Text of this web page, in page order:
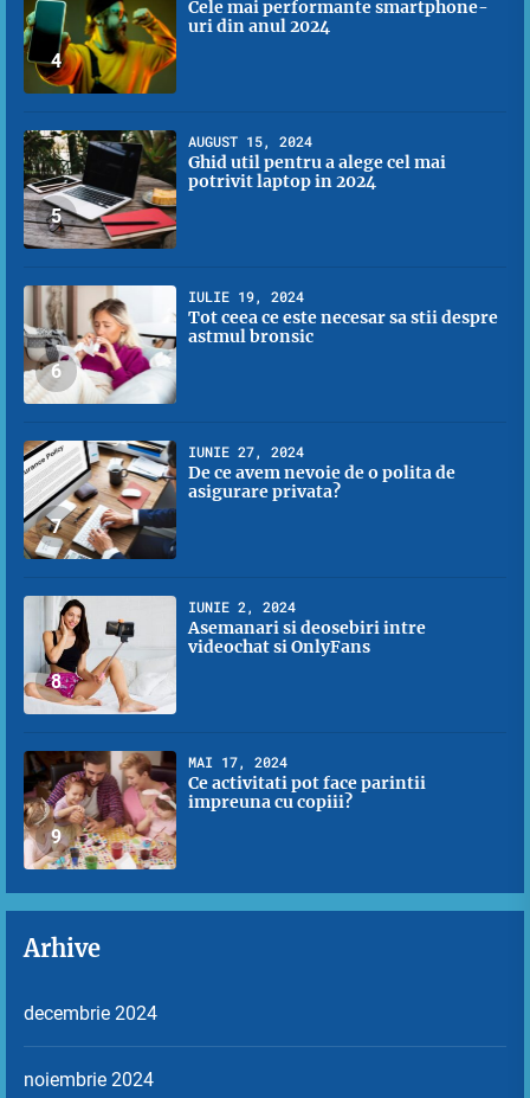
4
Cele mai performante smartphone-
uri din anul 2024
5
AUGUST 15, 2024
Ghid util pentru a alege cel mai
potrivit laptop in 2024
6
IULIE 19, 2024
Tot ceea ce este necesar sa stii despre
astmul bronsic
7
IUNIE 27, 2024
De ce avem nevoie de o polita de
asigurare privata?
8
IUNIE 2, 2024
Asemanari si deosebiri intre
videochat si OnlyFans
9
MAI 17, 2024
Ce activitati pot face parintii
impreuna cu copiii?
Arhive
decembrie 2024
noiembrie 2024